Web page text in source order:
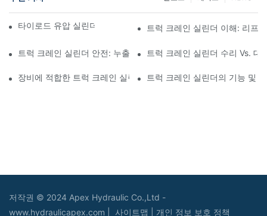
타이로드 유압 실린더의 기능과 중요성 이해트럭 크레인 실린더 이해: 리프
트럭 크레인 실린더 안전: 누출, 과부하 및 실린더 고장 방지
트럭 크레인 실린더 수리 Vs. 대
장비에 적합한 트럭 크레인 실린더 선택: 구매자 가이드
트럭 크레인 실린더의 기능 및
저작권 © 2024 Apex Hydraulic Co.,Ltd -
www.hydraulicapex.com | 사이트맵 개인 정보 보호 정책